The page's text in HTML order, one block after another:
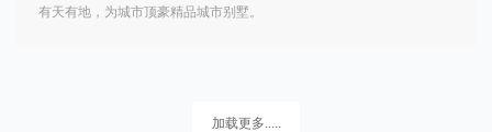
有天有地，为城市顶豪精品城市别墅。
加载更多.....